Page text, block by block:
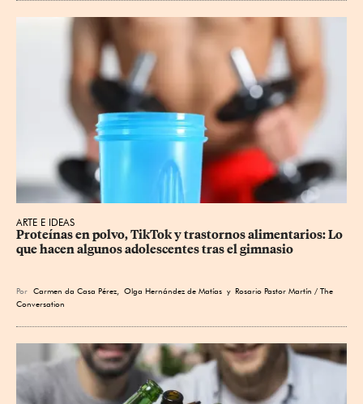
ARTE E IDEAS
Proteínas en polvo, TikTok y trastornos alimentarios: Lo
que hacen algunos adolescentes tras el gimnasio
Por Carmen da Casa Pérez Olga Hernández de Matías y Rosario Pastor Martín / The
Conversation